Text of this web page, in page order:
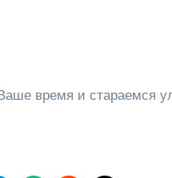
время и стараемся